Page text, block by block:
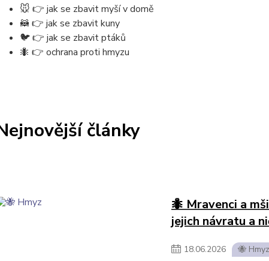
🐭 👉 jak se zbavit myší v domě
🦝 👉 jak se zbavit kuny
🐦 👉 jak se zbavit ptáků
🐜 👉 ochrana proti hmyzu
články
🐜 Mravenci a
jejich návratu a
18.06.2026 🐝 Hmyz